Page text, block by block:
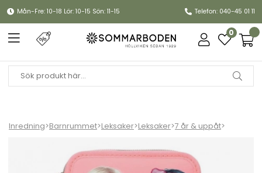
Mån-Fre: 10-18 Lör: 10-15 Sön: 11-15 Telefon: 040-45 01 11
0
Inredning>Barnrummet>Leksaker>Leksaker>7 år & uppåt>